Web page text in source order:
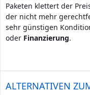
Paketen klettert der
der nicht mehr
sehr günstigen
oder Finanzierung.
ALTERNATIVEN